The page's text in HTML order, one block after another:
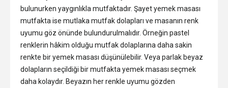
bulunurken yaygınlıkla mutfaktadır. Şayet yemek masası
mutfakta ise mutlaka mutfak dolapları ve masanın renk
uyumu göz önünde bulundurulmalıdır. Örneğin pastel
renklerin hâkim olduğu mutfak dolaplarına daha sakin
renkte bir yemek masası düşünülebilir. Veya parlak beyaz
dolapların seçildiği bir mutfakta yemek masası seçmek
daha kolaydır. Beyazın her renkle uyumu gözden